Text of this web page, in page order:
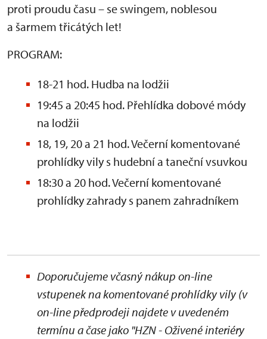
proti proudu času – se swingem, noblesou
a šarmem třicátých let!
PROGRAM:
18-21 hod. Hudba na lodžii
19:45 a 20:45 hod. Přehlídka dobové módy
na lodžii
18, 19, 20 a 21 hod. Večerní komentované
prohlídky vily s hudební a taneční vsuvkou
18:30 a 20 hod. Večerní komentované
prohlídky zahrady s panem zahradníkem
Doporučujeme včasný nákup on-line
vstupenek na komentované prohlídky vily (v
on-line předprodeji najdete v uvedeném
termínu a čase jako "HZN - Oživené interiéry